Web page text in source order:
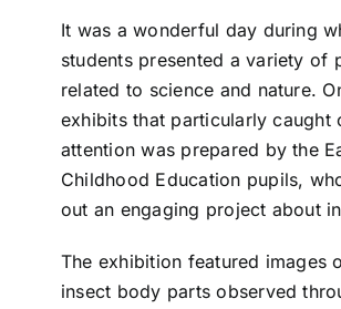
It was a wonderful day during
students presented a variety of
related to science and nature.
exhibits that particularly caught
attention was prepared by the
Childhood Education pupils,
out an engaging project about
The exhibition featured images
insect body parts observed